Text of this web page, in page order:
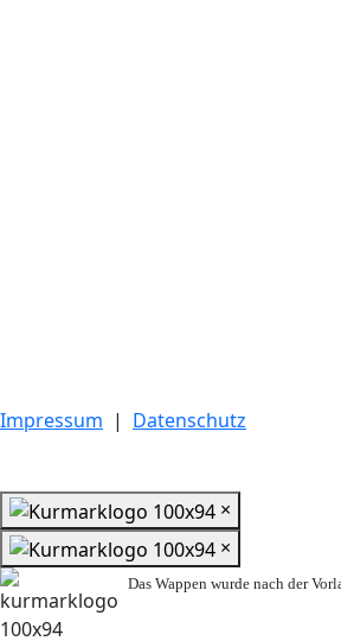
Impressum | Datenschutz
×
×
Das Wappen wurde nach der